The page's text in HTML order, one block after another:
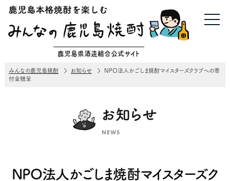
鹿児島県酒造組合公式サイト
みんなの鹿児島焼酎 お知らせ
NPO法人かごしま焼酎マイスターズクラブへの寄
付金贈呈
お知らせ
NEWS
NPO法人かごしま焼酎マイスターズク